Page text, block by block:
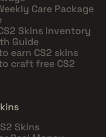
Care Package
Skins Inventory
Guide
earn CS2 skins
craft free CS2
Skins